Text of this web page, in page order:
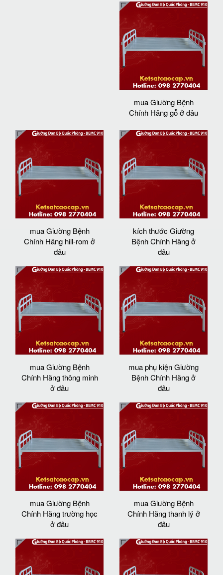
mua Giường Bệnh
Chính Hãng gỗ ở đâu
mua Giường Bệnh
Chính Hãng hill-rom ở
đâu
kích thước Giường
Bệnh Chính Hãng ở
đâu
mua Giường Bệnh
Chính Hãng thông minh
ở đâu
mua phụ kiện Giường
Bệnh Chính Hãng ở
đâu
mua Giường Bệnh
Chính Hãng trường học
ở đâu
mua Giường Bệnh
Chính Hãng thanh lý ở
đâu